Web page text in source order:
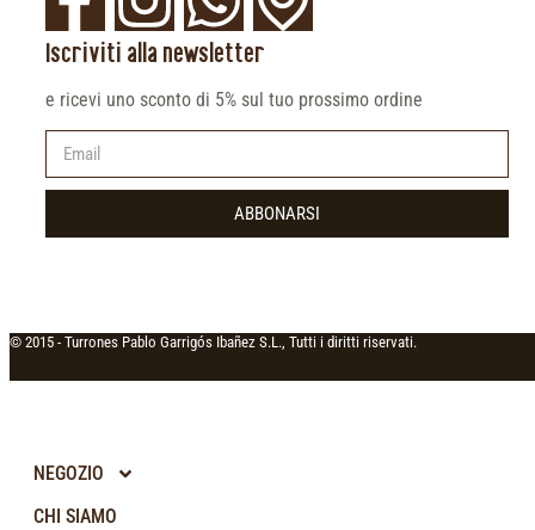
Iscriviti alla newsletter
e ricevi uno sconto di 5% sul tuo prossimo ordine
ABBONARSI
© 2015 - Turrones Pablo Garrigós Ibañez S.L., Tutti i diritti riservati.
NEGOZIO
CHI SIAMO